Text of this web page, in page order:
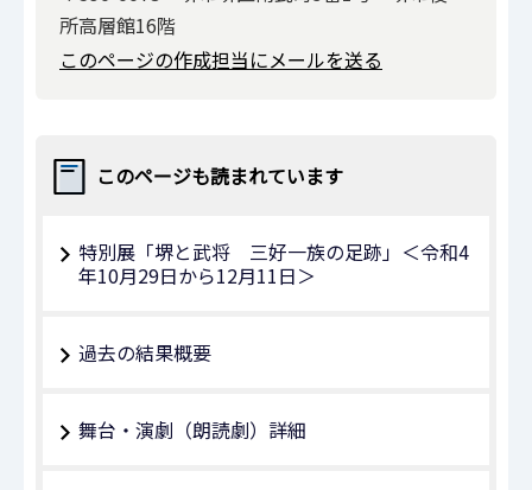
所高層館16階
このページの作成担当にメールを送る
このページも読まれています
特別展「堺と武将 三好一族の足跡」＜令和4
年10月29日から12月11日＞
過去の結果概要
舞台・演劇（朗読劇）詳細